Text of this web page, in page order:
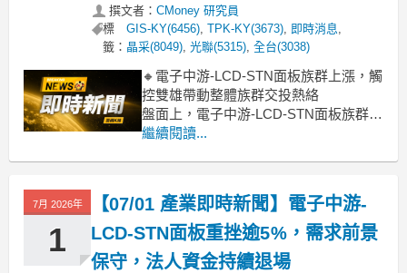
撰文者： CMoney 研究員
標
籤：
GIS-KY(6456), TPK-KY(3673), 即時消息,
晶采(8049), 光聯(5315), 全台(3038)
🔸電子中游-LCD-STN面板族群上漲，觸
控雙雄帶動整體族群交投熱絡
盤面上，電子中游-LCD-STN面板族群今
日表現亮眼，整體類股勁揚3.89%。其
勢的關鍵。觀察近期市場氛圍，隨著部
分消費性電子需求築底回穩，加
繼續閱讀...
7月 2026年
1
【07/01 產業即時新聞】電子中游-
LCD-STN面板重挫逾5%，需求前景
保守，法人資金持續退場